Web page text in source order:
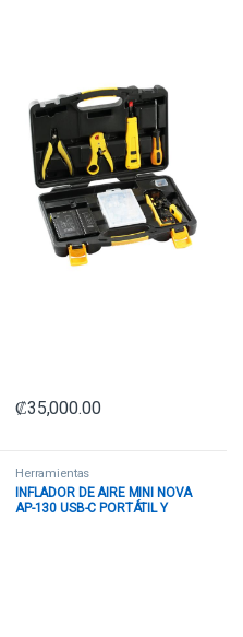
₡35,000.00
Herramientas
INFLADOR DE AIRE MINI NOVA
AP-130 USB-C PORTÁTIL Y